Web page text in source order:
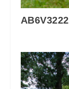
AB6V3222